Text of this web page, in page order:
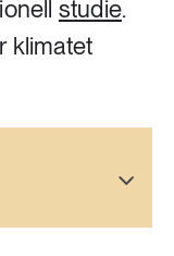
studie.
klimatet